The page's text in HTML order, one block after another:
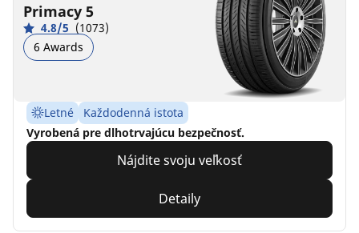
Primacy 5
4.8/5 (1073)
6 Awards
Letné
Každodenná istota
Vyrobená pre dlhotrvajúcu bezpečnosť.
Nájdite svoju veľkosť
Detaily